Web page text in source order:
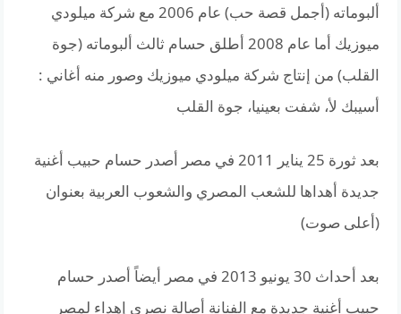
ألبوماته (أجمل قصة حب) عام 2006 مع شركة ميلودي
ميوزيك أما عام 2008 أطلق حسام ثالث ألبوماته (جوة
القلب) من إنتاج شركة ميلودي ميوزيك وصور منه أغاني :
أسيبك لأ، شفت بعينيا، جوة القلب
بعد ثورة 25 يناير 2011 في مصر أصدر حسام حبيب أغنية
جديدة أهداها للشعب المصري والشعوب العربية بعنوان
(أعلى صوت)
بعد أحداث 30 يونيو 2013 في مصر أيضاً أصدر حسام
حبيب أغنية جديدة مع الفنانة أصالة نصري إهداء لمصر